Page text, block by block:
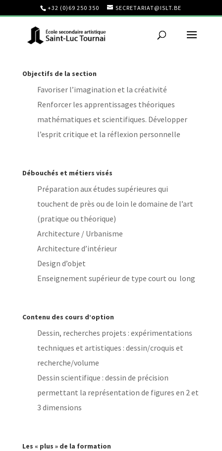
+32 (0)69 250 350 SECRETARIAT@ISLT.BE
Objectifs de la section
Favoriser l’imagination et la créativité
Renforcer les apprentissages théoriques
mathématiques et scientifiques. Développer
l’esprit critique et la réflexion personnelle
Débouchés et métiers visés
Préparation aux études supérieures qui
touchent de près ou de loin le domaine de l’art
(pratique ou théorique)
Architecture / Urbanisme
Architecture d’intérieur
Design d’objet
Enseignement supérieur de type court ou long
Contenu des cours d’option
Dessin, recherches projets : expérimentations
techniques et artistiques : dessin/croquis et
recherche/volume
Dessin scientifique : dessin de précision
permettant la représentation de figures en 2 et
3 dimensions
Les « plus » de la formation